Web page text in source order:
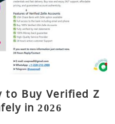
to Buy Verified Z
in 2026